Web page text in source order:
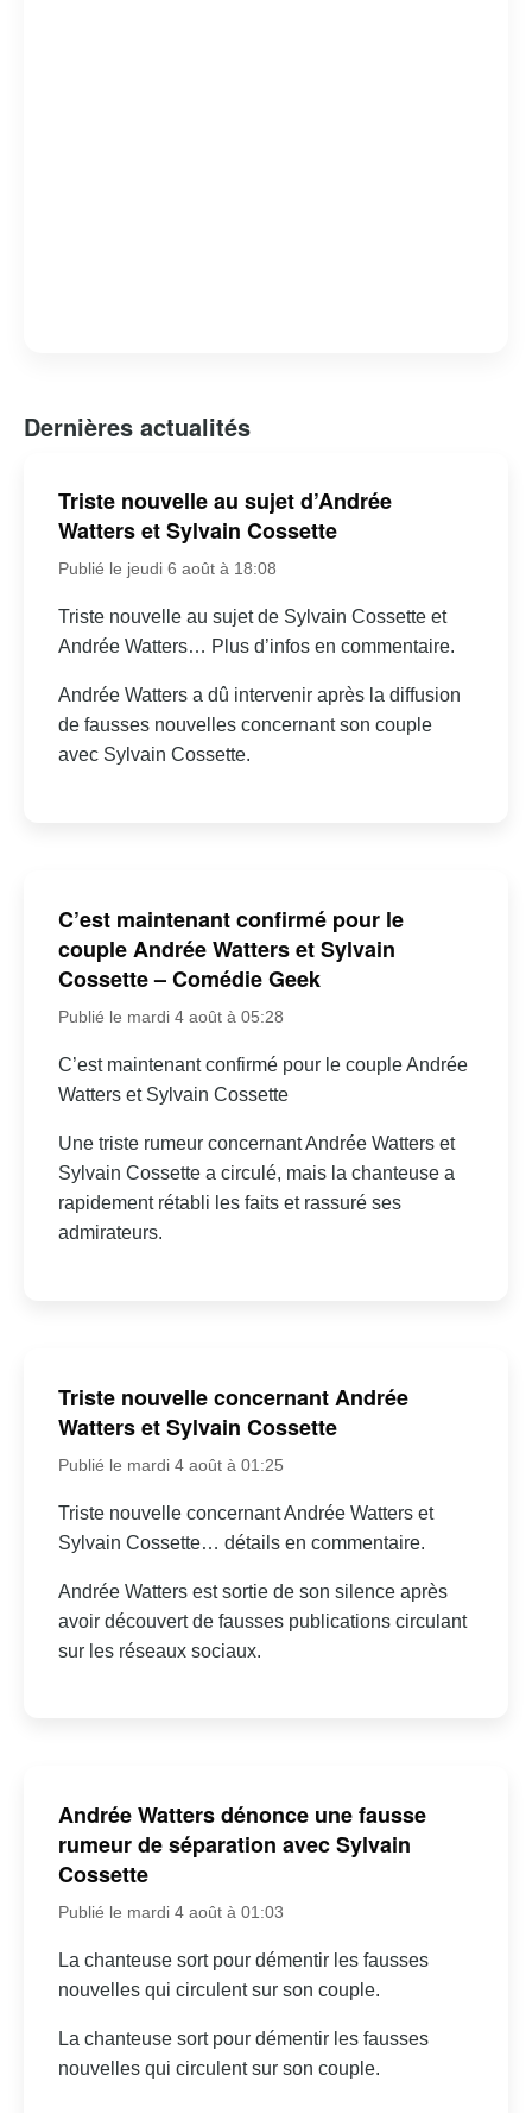
Dernières actualités
Triste nouvelle au sujet d’Andrée
Watters et Sylvain Cossette
Publié le jeudi 6 août à 18:08
Triste nouvelle au sujet de Sylvain Cossette et
Andrée Watters… Plus d’infos en commentaire.
Andrée Watters a dû intervenir après la diffusion
de fausses nouvelles concernant son couple
avec Sylvain Cossette.
C’est maintenant confirmé pour le
couple Andrée Watters et Sylvain
Cossette – Comédie Geek
Publié le mardi 4 août à 05:28
C’est maintenant confirmé pour le couple Andrée
Watters et Sylvain Cossette
Une triste rumeur concernant Andrée Watters et
Sylvain Cossette a circulé, mais la chanteuse a
rapidement rétabli les faits et rassuré ses
admirateurs.
Triste nouvelle concernant Andrée
Watters et Sylvain Cossette
Publié le mardi 4 août à 01:25
Triste nouvelle concernant Andrée Watters et
Sylvain Cossette… détails en commentaire.
Andrée Watters est sortie de son silence après
avoir découvert de fausses publications circulant
sur les réseaux sociaux.
Andrée Watters dénonce une fausse
rumeur de séparation avec Sylvain
Cossette
Publié le mardi 4 août à 01:03
La chanteuse sort pour démentir les fausses
nouvelles qui circulent sur son couple.
La chanteuse sort pour démentir les fausses
nouvelles qui circulent sur son couple.